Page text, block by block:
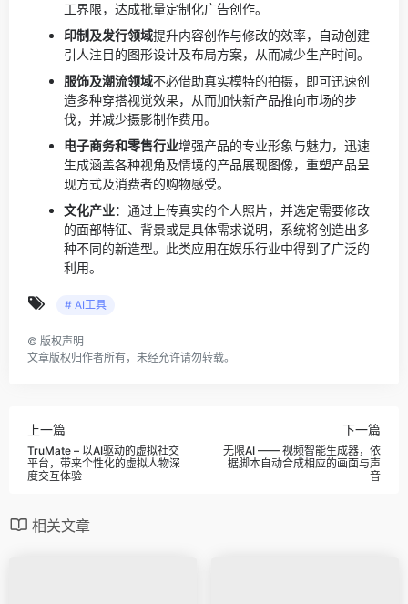
工界限，达成批量定制化广告创作。
印制及发行领域提升内容创作与修改的效率，自动创建
引人注目的图形设计及布局方案，从而减少生产时间。
服饰及潮流领域不必借助真实模特的拍摄，即可迅速创
造多种穿搭视觉效果，从而加快新产品推向市场的步
伐，并减少摄影制作费用。
电子商务和零售行业增强产品的专业形象与魅力，迅速
生成涵盖各种视角及情境的产品展现图像，重塑产品呈
现方式及消费者的购物感受。
文化产业：通过上传真实的个人照片，并选定需要修改
的面部特征、背景或是具体需求说明，系统将创造出多
种不同的新造型。此类应用在娱乐行业中得到了广泛的
利用。
# AI工具
© 版权声明
文章版权归作者所有，未经允许请勿转载。
上一篇
TruMate – 以AI驱动的虚拟社交
平台，带来个性化的虚拟人物深
度交互体验
下一篇
无限AI —— 视频智能生成器，依
据脚本自动合成相应的画面与声
音
相关文章